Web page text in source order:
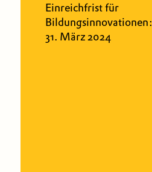
Einreichfrist für
Bildungsinnovationen:
31. März 2024